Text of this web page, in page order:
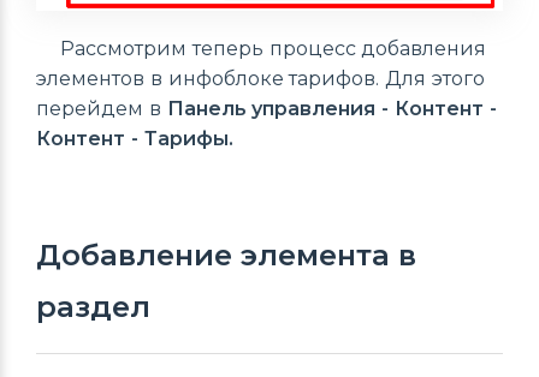
Рассмотрим теперь процесс добавления
элементов в инфоблоке тарифов. Для этого
перейдем в Панель управления - Контент -
Контент - Тарифы.
Добавление элемента в
раздел